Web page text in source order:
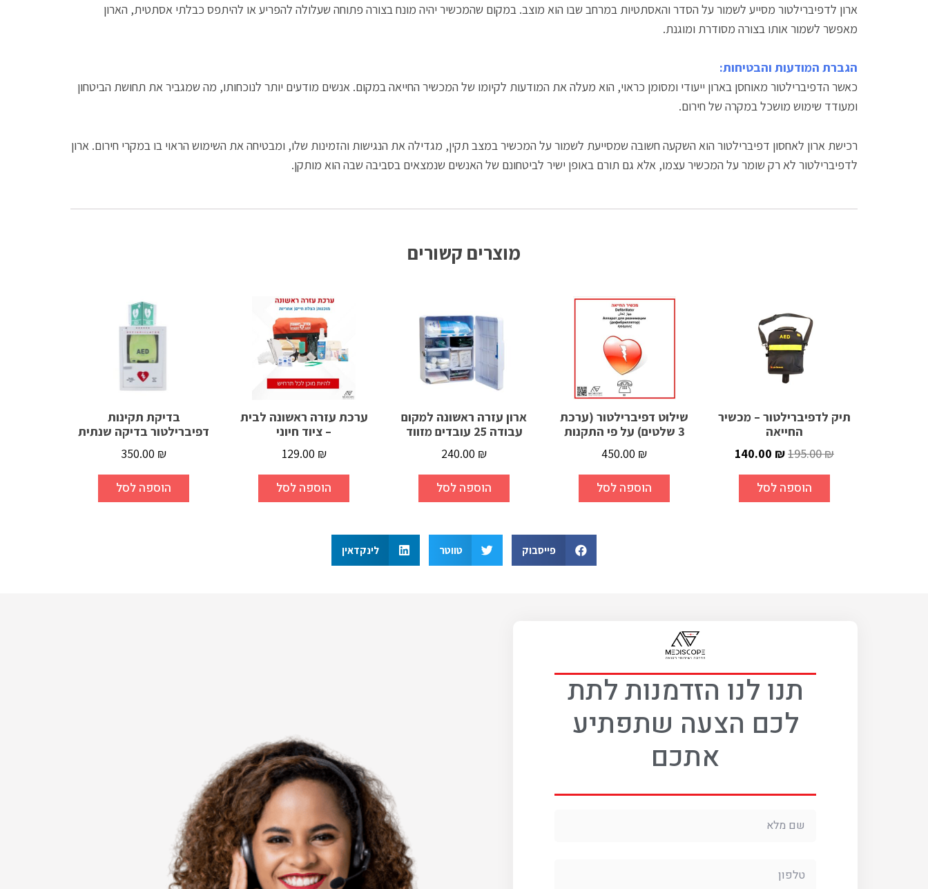
ארון לדפיברילטור מסייע לשמור על הסדר והאסתטיות במרחב שבו הוא מוצב. במקום שהמכשיר יהיה מונח בצורה פתוחה שעלולה להפריע או להיתפס כבלתי אסתטית, הארון
מאפשר לשמור אותו בצורה מסודרת ומוגנת.
הגברת המודעות והבטיחות:
כאשר הדפיברילטור מאוחסן בארון ייעודי ומסומן כראוי, הוא מעלה את המודעות לקיומו של המכשיר החייאה במקום. אנשים מודעים יותר לנוכחותו, מה שמגביר את תחושת הביטחון
ומעודד שימוש מושכל במקרה של חירום.
רכישת ארון לאחסון דפיברילטור הוא השקעה חשובה שמסייעת לשמור על המכשיר במצב תקין, מגדילה את הנגישות והזמינות שלו, ומבטיחה את השימוש הראוי בו במקרי חירום. ארון
לדפיברילטור לא רק שומר על המכשיר עצמו, אלא גם תורם באופן ישיר לביטחונם של האנשים שנמצאים בסביבה שבה הוא מותקן.
מוצרים קשורים
תיק לדפיברילטור – מכשיר
החייאה
195.00₪
140.00 ₪
הוספה לסל
שילוט דפיברילטור (ערכת
3 שלטים) על פי התקנות
450.00 ₪
הוספה לסל
ארון עזרה ראשונה למקום
עבודה 25 עובדים מזווד
240.00 ₪
הוספה לסל
ערכת עזרה ראשונה לבית
– ציוד חיוני
129.00 ₪
הוספה לסל
בדיקת תקינות
דפיברילטור בדיקה שנתית
350.00 ₪
הוספה לסל
פייסבוק טווטר לינקדאין
תנו לנו הזדמנות לתת
לכם הצעה שתפתיע
אתכם